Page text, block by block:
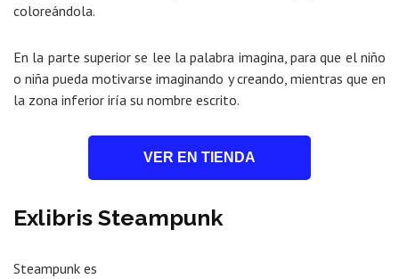
coloreándola.
En la parte superior se lee la palabra imagina, para que el niño
o niña pueda motivarse imaginando y creando, mientras que en
la zona inferior iría su nombre escrito.
VER EN TIENDA
Exlibris Steampunk
Steampunk es